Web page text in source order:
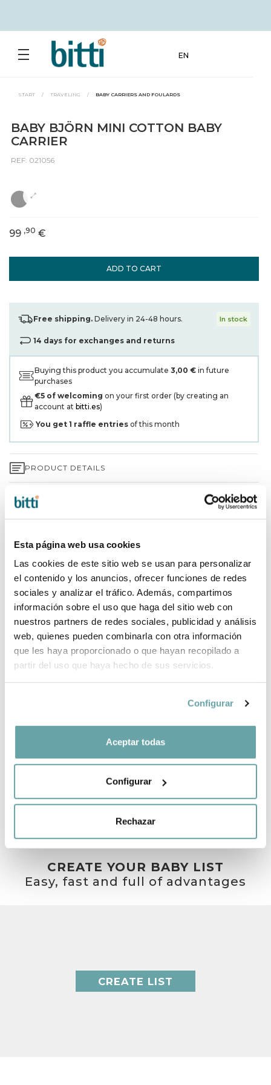
Esta página web usa cookies
Las cookies de este sitio web se usan para personalizar
el contenido y los anuncios, ofrecer funciones de redes
sociales y analizar el tráfico. Además, compartimos
información sobre el uso que haga del sitio web con
nuestros partners de redes sociales, publicidad y análisis
web, quienes pueden combinarla con otra información
que les haya proporcionado o que hayan recopilado a
partir del uso que haya hecho de sus servicios.
Configurar
Aceptar todas
Configurar
Rechazar
EN
START / TRAVELING / BABY CARRIERS AND FOULARDS
BABY BJÖRN MINI COTTON BABY
CARRIER
REF: 021056
ADD TO CART
99 ,90 €
Free shipping. Delivery in 24-48 hours. In stock
14 days for exchanges and returns
Buying this product you accumulate 3,00 € in future
purchases
€5 of welcoming on your first order (by creating an
account at bitti.es)
You get 1 raffle entries of this month
PRODUCT DETAILS
3-YEAR WARRANTY*
BRAND INFORMATION
COMPLETE YOUR PURCHASE
SHARE
OTHER CUSTOMERS ALSO VIEWED
CREATE YOUR BABY LIST
Easy, fast and full of advantages
CREATE LIST